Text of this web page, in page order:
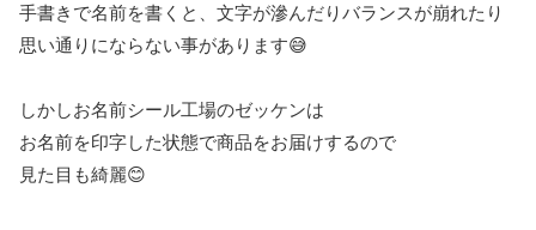
手書きで名前を書くと、文字が滲んだりバランスが崩れたり
思い通りにならない事があります😅
しかしお名前シール工場のゼッケンは
お名前を印字した状態で商品をお届けするので
見た目も綺麗😊